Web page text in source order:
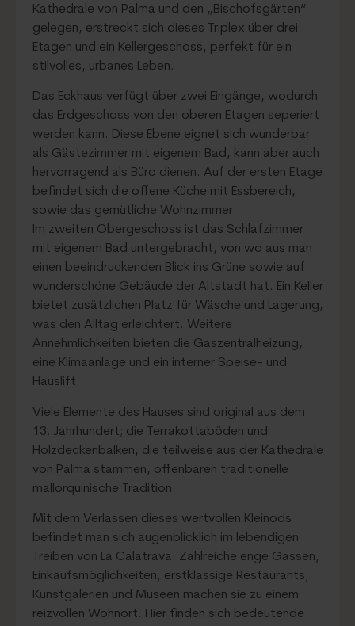
Kathedrale von Palma und den „Bischofsgärten“
gelegen, erstreckt sich dieses Triplex über drei
Etagen und ein Kellergeschoss, perfekt für ein
stilvolles, urbanes Leben.
Das Eckhaus verfügt über zwei Eingänge, wodurch
das Erdgeschoss von den oberen Etagen seperiert
werden kann. Diese Ebene eignet sich wunderbar
als Gästezimmer mit eigenem Bad, kann aber auch
hervorragend als Büro dienen. Auf der ersten Etage
befindet sich die offene Küche mit Essbereich,
sowie das gemütliche Wohnzimmer.
Im zweiten Obergeschoss ist das Schlafzimmer
mit eigenem Bad untergebracht, von wo aus man
einen beeindruckenden Blick ins Grüne sowie auf
wunderschöne Gebäude der Altstadt hat. Ein Keller
bietet zusätzlichen Platz für Wäsche und Lagerung,
was den Alltag erleichtert. Weitere
Annehmlichkeiten bieten die Gaszentralheizung,
eine Klimaanlage und ein interner Speise- und
Hauslift.
Viele Elemente des Hauses sind original aus dem
13. Jahrhundert; die Terrakottaböden und
Holzdeckenbalken, die teilweise aus der Kathedrale
von Palma stammen, offenbaren traditionelle
mallorquinische Tradition.
Mit dem Verlassen dieses wertvollen Kleinods
befindet man sich augenblicklich im lebendigen
Treiben von La Calatrava. Zahlreiche enge Gassen,
Einkaufsmöglichkeiten, erstklassige Restaurants,
Kunstgalerien und Museen machen sie zu einem
reizvollen Wohnort. Hier finden sich bedeutende